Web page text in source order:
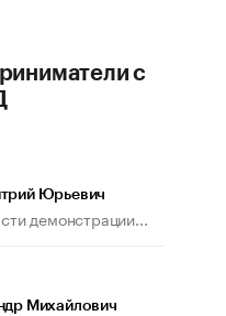
с
Юрьевич
демонстрации...
Михайлович